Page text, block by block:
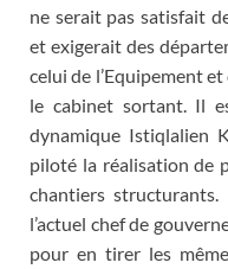
ne serait pas satisfait
et exigerait des
celui de l’Equipement
le cabinet sortant. Il
dynamique Istiqlalien
piloté la réalisation de
chantiers structurants.
l’actuel chef de
pour en tirer les